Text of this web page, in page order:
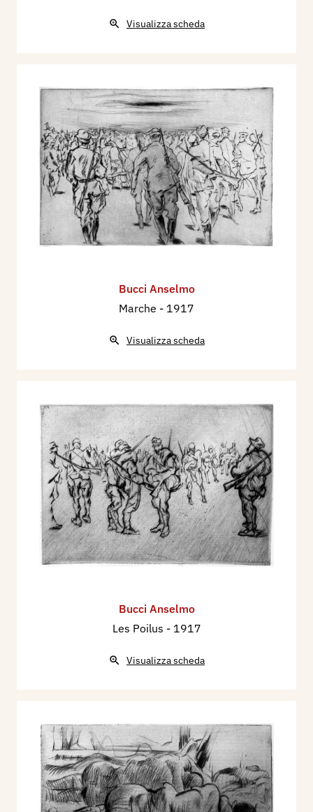
Visualizza scheda
Bucci Anselmo
Marche - 1917
Visualizza scheda
Bucci Anselmo
Les Poilus - 1917
Visualizza scheda